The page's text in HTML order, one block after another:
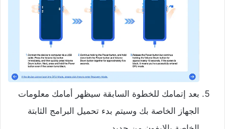
بعد إتمامك للخطوة السابقة سيظهر أمامك معلومات
الجهاز الخاصة بك وسيتم بدء تحميل البرامج الثابتة